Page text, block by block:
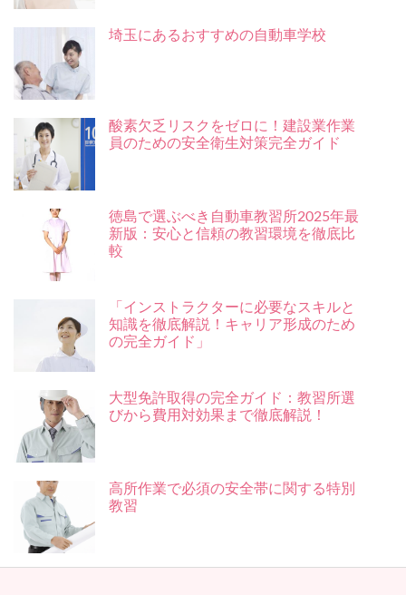
埼玉にあるおすすめの自動車学校
酸素欠乏リスクをゼロに！建設業作業
員のための安全衛生対策完全ガイド
徳島で選ぶべき自動車教習所2025年最
新版：安心と信頼の教習環境を徹底比
較
「インストラクターに必要なスキルと
知識を徹底解説！キャリア形成のため
の完全ガイド」
大型免許取得の完全ガイド：教習所選
びから費用対効果まで徹底解説！
高所作業で必須の安全帯に関する特別
教習